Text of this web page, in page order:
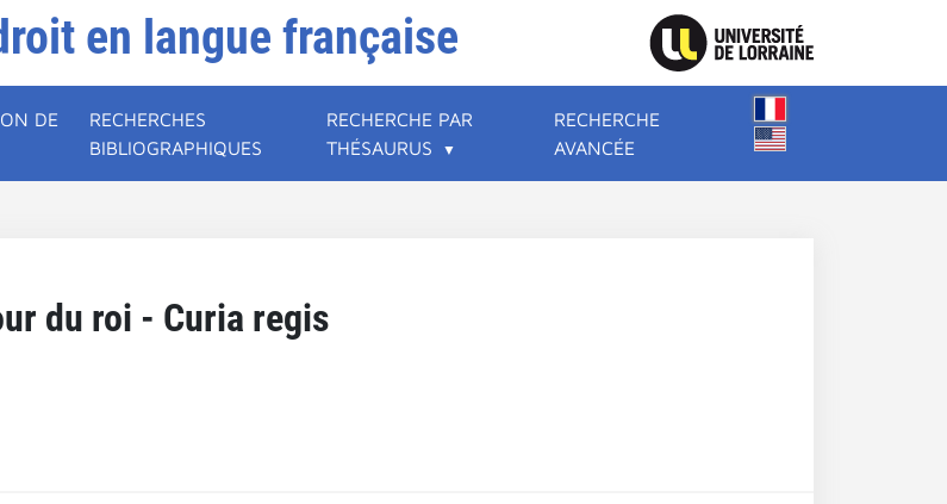
en langue française
DE
RECHERCHES
BIBLIOGRAPHIQUES
RECHERCHE PAR
THÉSAURUS
RECHERCHE
AVANCÉE
du roi - Curia regis